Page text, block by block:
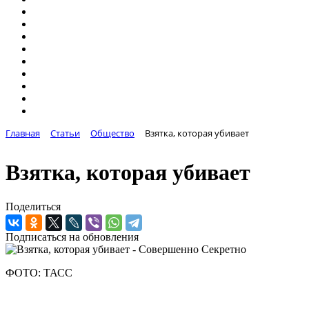
Главная Статьи Общество Взятка, которая убивает
Взятка, которая убивает
Поделиться
Подписаться на обновления
ФОТО: ТАСС